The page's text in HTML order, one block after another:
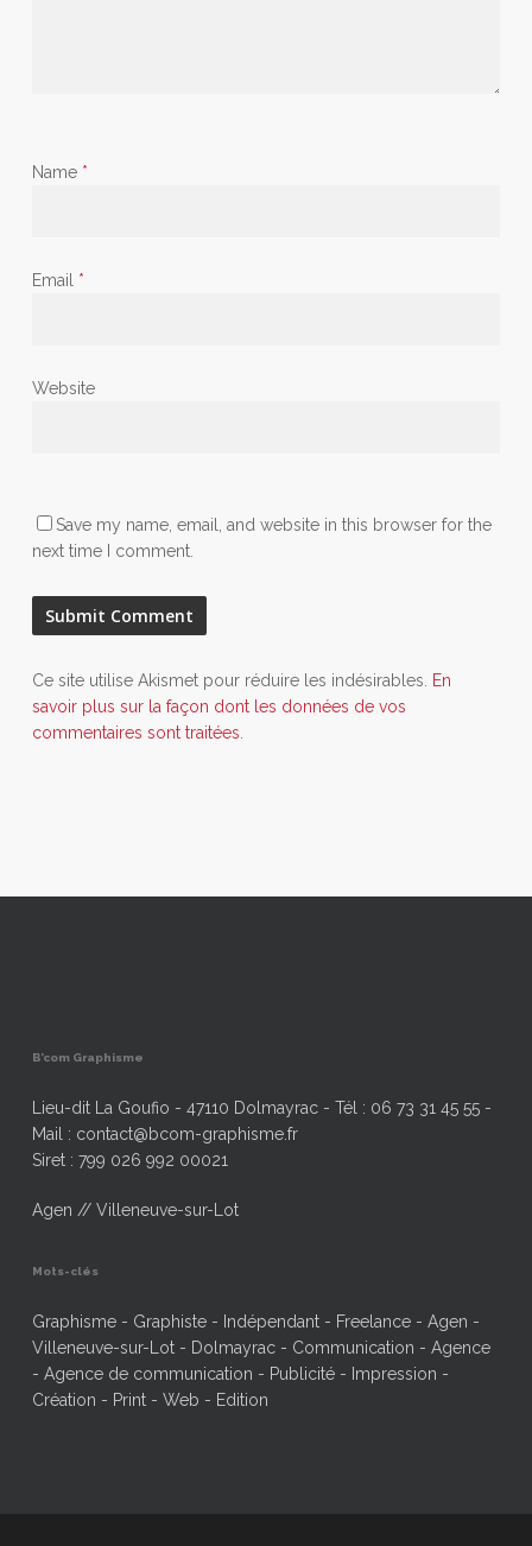
Name *
Email *
Website
Save my name, email, and website in this browser for the
next time I comment.
Ce site utilise Akismet pour réduire les indésirables.
En
savoir plus sur la façon dont les données de vos
commentaires sont traitées
B’com Graphisme
Lieu-dit La Goufio - 47110 Dolmayrac - Tél : 06 73 31 45 55 -
Mail : contact@bcom-graphisme.fr
Siret : 799 026 992 00021
Agen // Villeneuve-sur-Lot
Mots-clés
Graphisme - Graphiste - Indépendant - Freelance - Agen -
Villeneuve-sur-Lot - Dolmayrac - Communication - Agence
- Agence de communication - Publicité - Impression -
Création - Print - Web - Edition